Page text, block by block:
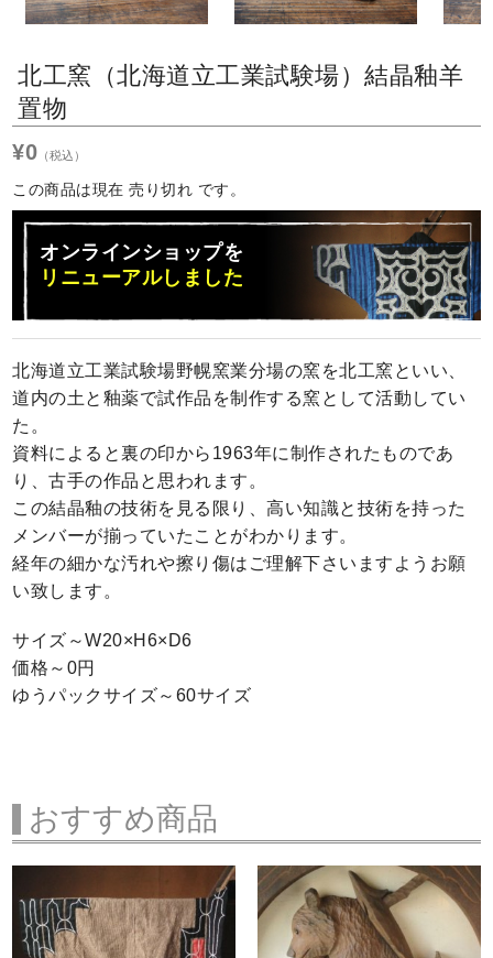
Next
北工窯（北海道立工業試験場）結晶釉羊
置物
¥0 （税込）
この商品は現在 売り切れ です。
オンラインショップを
リニューアルしました
北海道立工業試験場野幌窯業分場の窯を北工窯といい、
道内の土と釉薬で試作品を制作する窯として活動してい
た。
資料によると裏の印から1963年に制作されたものであ
り、古手の作品と思われます。
この結晶釉の技術を見る限り、高い知識と技術を持った
メンバーが揃っていたことがわかります。
経年の細かな汚れや擦り傷はご理解下さいますようお願
い致します。
サイズ～W20×H6×D6
価格～0円
ゆうパックサイズ～60サイズ
おすすめ商品